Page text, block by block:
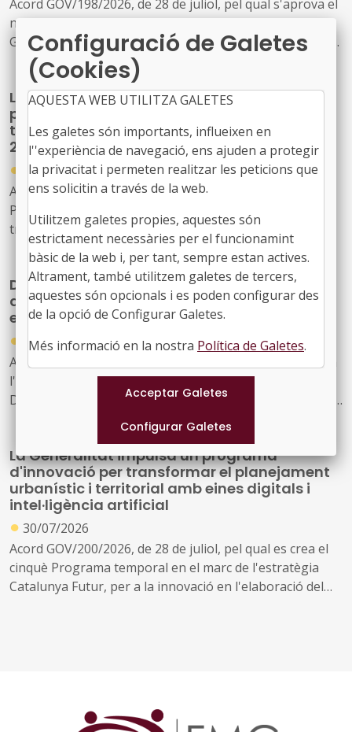
Acord GOV/198/2026, de 28 de juliol, pel qual s'aprova el
nou model de relació entre l'Administració de la
Generalitat i el seu sector públic i Energies Renovables
Públiques de Catalunya, SAU (L'Energètica), i
s'encarrega a L'Energètica la provisió general de serveis
en l'àmbit de l'energia
La Generalitat crea un programa temporal
per impulsar la descarbonització i la
transició cap a una indústria neta fins al
2030
●
30/07/2026
Acord GOV/197/2026, de 28 de juliol, pel qual es crea el
Programa temporal per a la descarbonització i la
transició cap a una indústria neta a Catalunya, horitzó
2030
Drets Socials reforçarà la seva estructura
amb 163 noves places per ampliar i millorar
els serveis públics
●
30/07/2026
Acord GOV/208/2026, de 28 de juliol, pel qual s'autoritza
l'ampliació de la plantilla pressupostària del
Departament de Drets Socials i Inclusió a conseqüència
de la creació de nous serveis i l'ampliació dels existents
La Generalitat impulsa un programa
d'innovació per transformar el planejament
urbanístic i territorial amb eines digitals i
intel·ligència artificial
● 30/07/2026
Acord GOV/200/2026, de 28 de juliol, pel qual es crea el
cinquè Programa temporal en el marc de l'estratègia
Catalunya Futur, per a la innovació en l'elaboració del
Configuració de Galetes
(Cookies)
AQUESTA WEB UTILITZA GALETES
Les galetes són importants, influeixen en
l''experiència de navegació, ens ajuden a protegir
la privacitat i permeten realitzar les peticions que
ens solicitin a través de la web.
Utilitzem galetes propies, aquestes són
estrictament necessàries per el funcionamint
bàsic de la web i, per tant, sempre estan actives.
Altrament, també utilitzem galetes de tercers,
aquestes són opcionals i es poden configurar des
de la opció de Configurar Galetes.
Més informació en la nostra Política de Galetes.